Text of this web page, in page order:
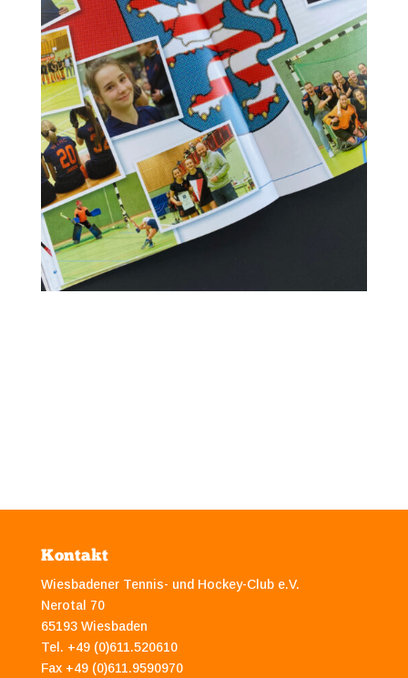
Kontakt
Wiesbadener Tennis- und Hockey-Club e.V.
Nerotal 70
65193 Wiesbaden
Tel. +49 (0)611.520610
Fax +49 (0)611.9590970